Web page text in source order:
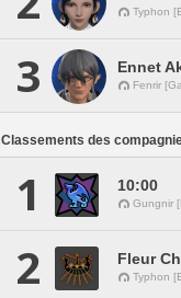
Typhon
3 Ennet
Fenrir
Classements des
1 10:00
Gungnir
2 Fleur
Typhon